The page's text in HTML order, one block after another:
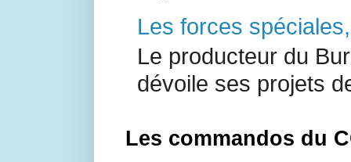
Les forces
Le producteur du
dévoile ses projets
Les commandos du